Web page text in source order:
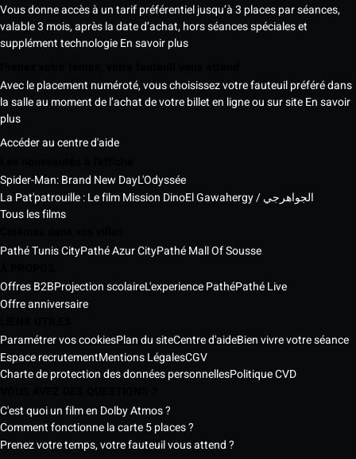
Vous donne accès à un tarif préférentiel jusqu’à 3 places par séances,
valable 3 mois, après la date d’achat, hors séances spéciales et
supplément technologieEn savoir plus
Avec le placement numéroté, vous choisissez votre fauteuil préféré dans
la salle au moment de l’achat de votre billet en ligne ou sur siteEn savoir
plus
Accéder au centre d'aide
Spider-Man: Brand New DayL'Odyssée
La Pat'patrouille : Le film Mission Dino
El Gawahergy / الجواهرجي
Tous les films
Pathé Tunis CityPathé Azur CityPathé Mall Of Sousse
Offres B2BProjection scolaireL'experience PathéPathé Live
Offre anniversaire
Paramétrer vos cookiesPlan du siteCentre d'aideBien vivre votre séance
Espace recrutementMentions LégalesCGV
Charte de protection des données personnellesPolitique CVD
C'est quoi un film en Dolby Atmos ?
Comment fonctionne la carte 5 places ?
Prenez votre temps, votre fauteuil vous attend ?